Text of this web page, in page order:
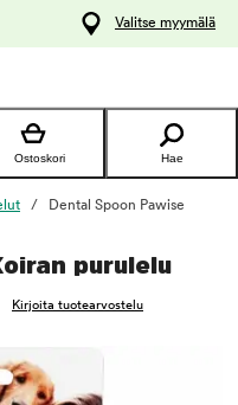
Valitse myymälä
Ostoskori Hae
Dental Spoon Pawise
purulelu
Kirjoita tuotearvostelu